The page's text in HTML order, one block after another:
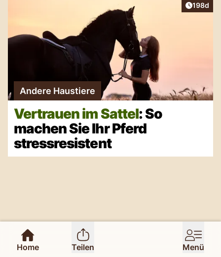
Artikel
198d
Andere Haustiere
Vertrauen im Sattel: So
machen Sie Ihr Pferd
stressresistent
Home Teilen Menü